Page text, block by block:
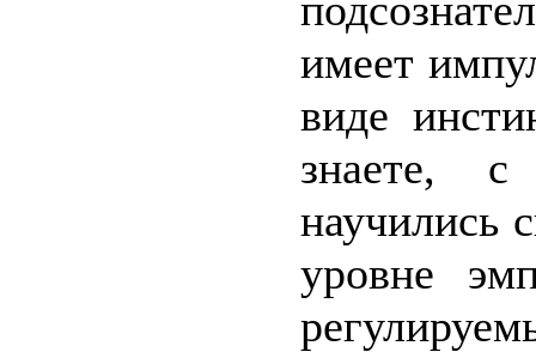
имеет
виде
знаете,
научились
уровне